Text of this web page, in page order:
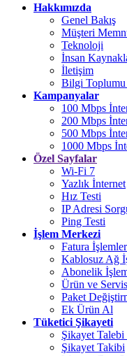
Hakkımızda
Genel Bakış
Müşteri
Teknoloji
İnsan
İletişim
Bilgi
Kampanyalar
100 Mbps
200 Mbps
500 Mbps
1000 Mbps
Özel Sayfalar
Wi-Fi 7
Yazlık İnternet
Hız Testi
IP Adresi
Ping Testi
İşlem Merkezi
Fatura
Kablosuz Ağ
Abonelik
Ürün ve
Paket
Ek Ürün Al
Tüketici Şikayeti
Şikayet Talebi
Şikayet Takibi